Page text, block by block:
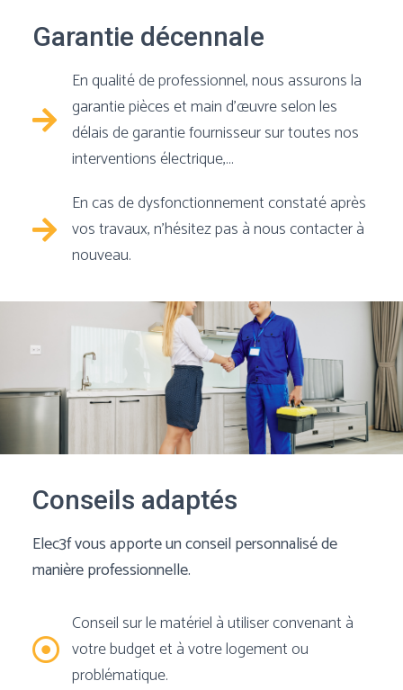
Garantie décennale
En qualité de professionnel, nous assurons la
garantie pièces et main d’œuvre selon les
délais de garantie fournisseur sur toutes nos
interventions électrique,…
En cas de dysfonctionnement constaté après
vos travaux, n’hésitez pas à nous contacter à
nouveau.
Conseils adaptés
Elec3f vous apporte un conseil personnalisé de
manière professionnelle.
Conseil sur le matériel à utiliser convenant à
votre budget et à votre logement ou
problématique.